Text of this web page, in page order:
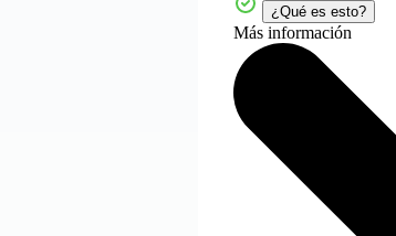
¿Qué es esto?
Más información